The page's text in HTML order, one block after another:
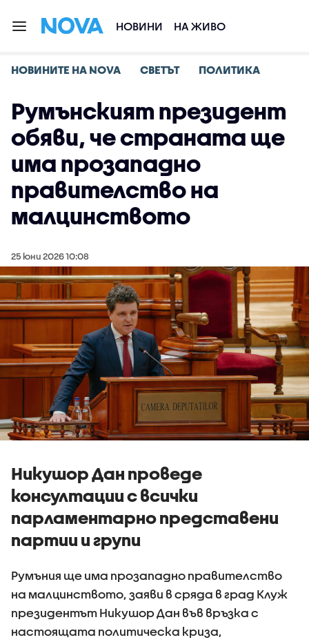
НОВИНИ НА ЖИВО
НОВИНИТЕ НА NOVA СВЕТЪТ ПОЛИТИКА
Румънският президент
обяви, че страната ще
има прозападно
правителство на
малцинството
25 юни 2026 10:08
Никушор Дан проведе
консултации с всички
парламентарно представени
партии и групи
Румъния ще има прозападно правителство
на малцинството, заяви в сряда в град Клуж
президентът Никушор Дан във връзка с
настоящата политическа криза,